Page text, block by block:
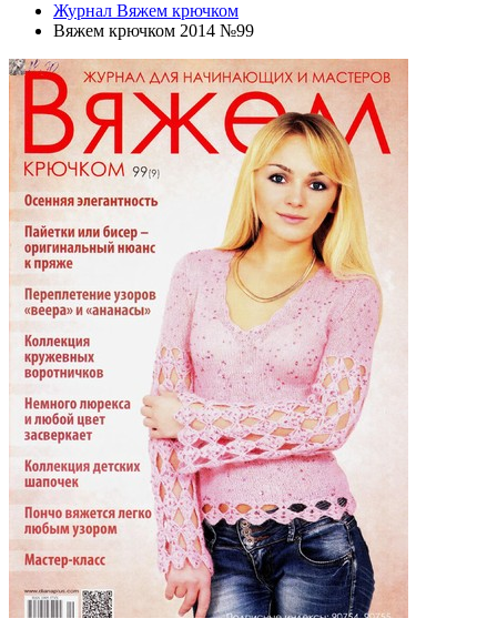
Журнал Вяжем крючком
Вяжем крючком 2014 №99